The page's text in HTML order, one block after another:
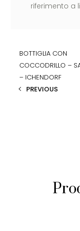
riferimento a
BOTTIGLIA CON
COCCODRILLO –
– ICHENDORF
PREVIOUS